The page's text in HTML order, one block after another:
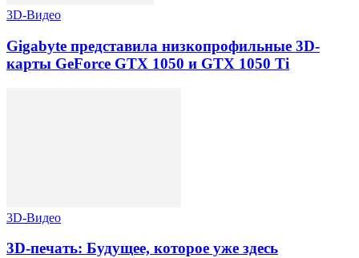
3D-Видео
Gigabyte представила низкопрофильные 3D-
карты GeForce GTX 1050 и GTX 1050 Ti
3D-Видео
3D-печать: Будущее, которое уже здесь